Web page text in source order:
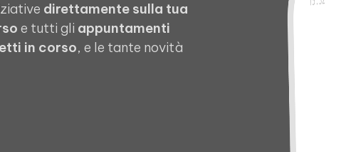
direttamente sulla tua
e tutti gli appuntamenti
in corso, e le tante novità